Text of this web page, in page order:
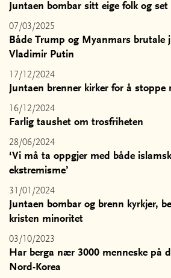
Juntaen bombar sitt eige folk og
07/03/2025
Både Trump og Myanmars brutale
Vladimir Putin
17/12/2024
Juntaen brenner kirker for å stoppe
16/12/2024
Farlig taushet om trosfriheten
28/06/2024
‘Vi må ta oppgjer med både
ekstremisme’
31/01/2024
Juntaen bombar og brenn kyrkjer,
kristen minoritet
03/10/2023
Har berga nær 3000 menneske på
Nord-Korea